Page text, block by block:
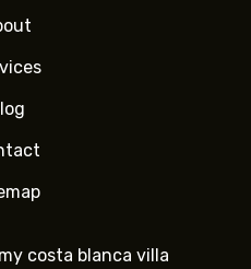
costa blanca villa